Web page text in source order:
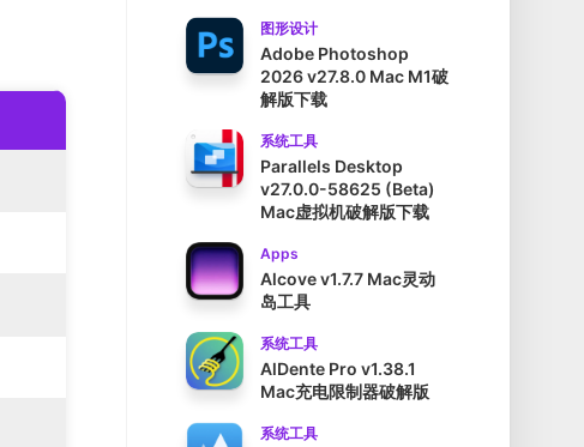
图形设计
Adobe Photoshop
2026 v27.8.0 Mac M1破
解版下载
系统工具
Parallels Desktop
v27.0.0-58625 (Beta)
Mac虚拟机破解版下载
Apps
Alcove v1.7.7 Mac灵动
岛工具
系统工具
AlDente Pro v1.38.1
Mac充电限制器破解版
系统工具